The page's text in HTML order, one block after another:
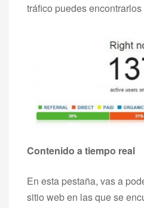
tráfico puedes
Contenido a tiempo real
En esta pestaña, vas a
sitio web en las que se